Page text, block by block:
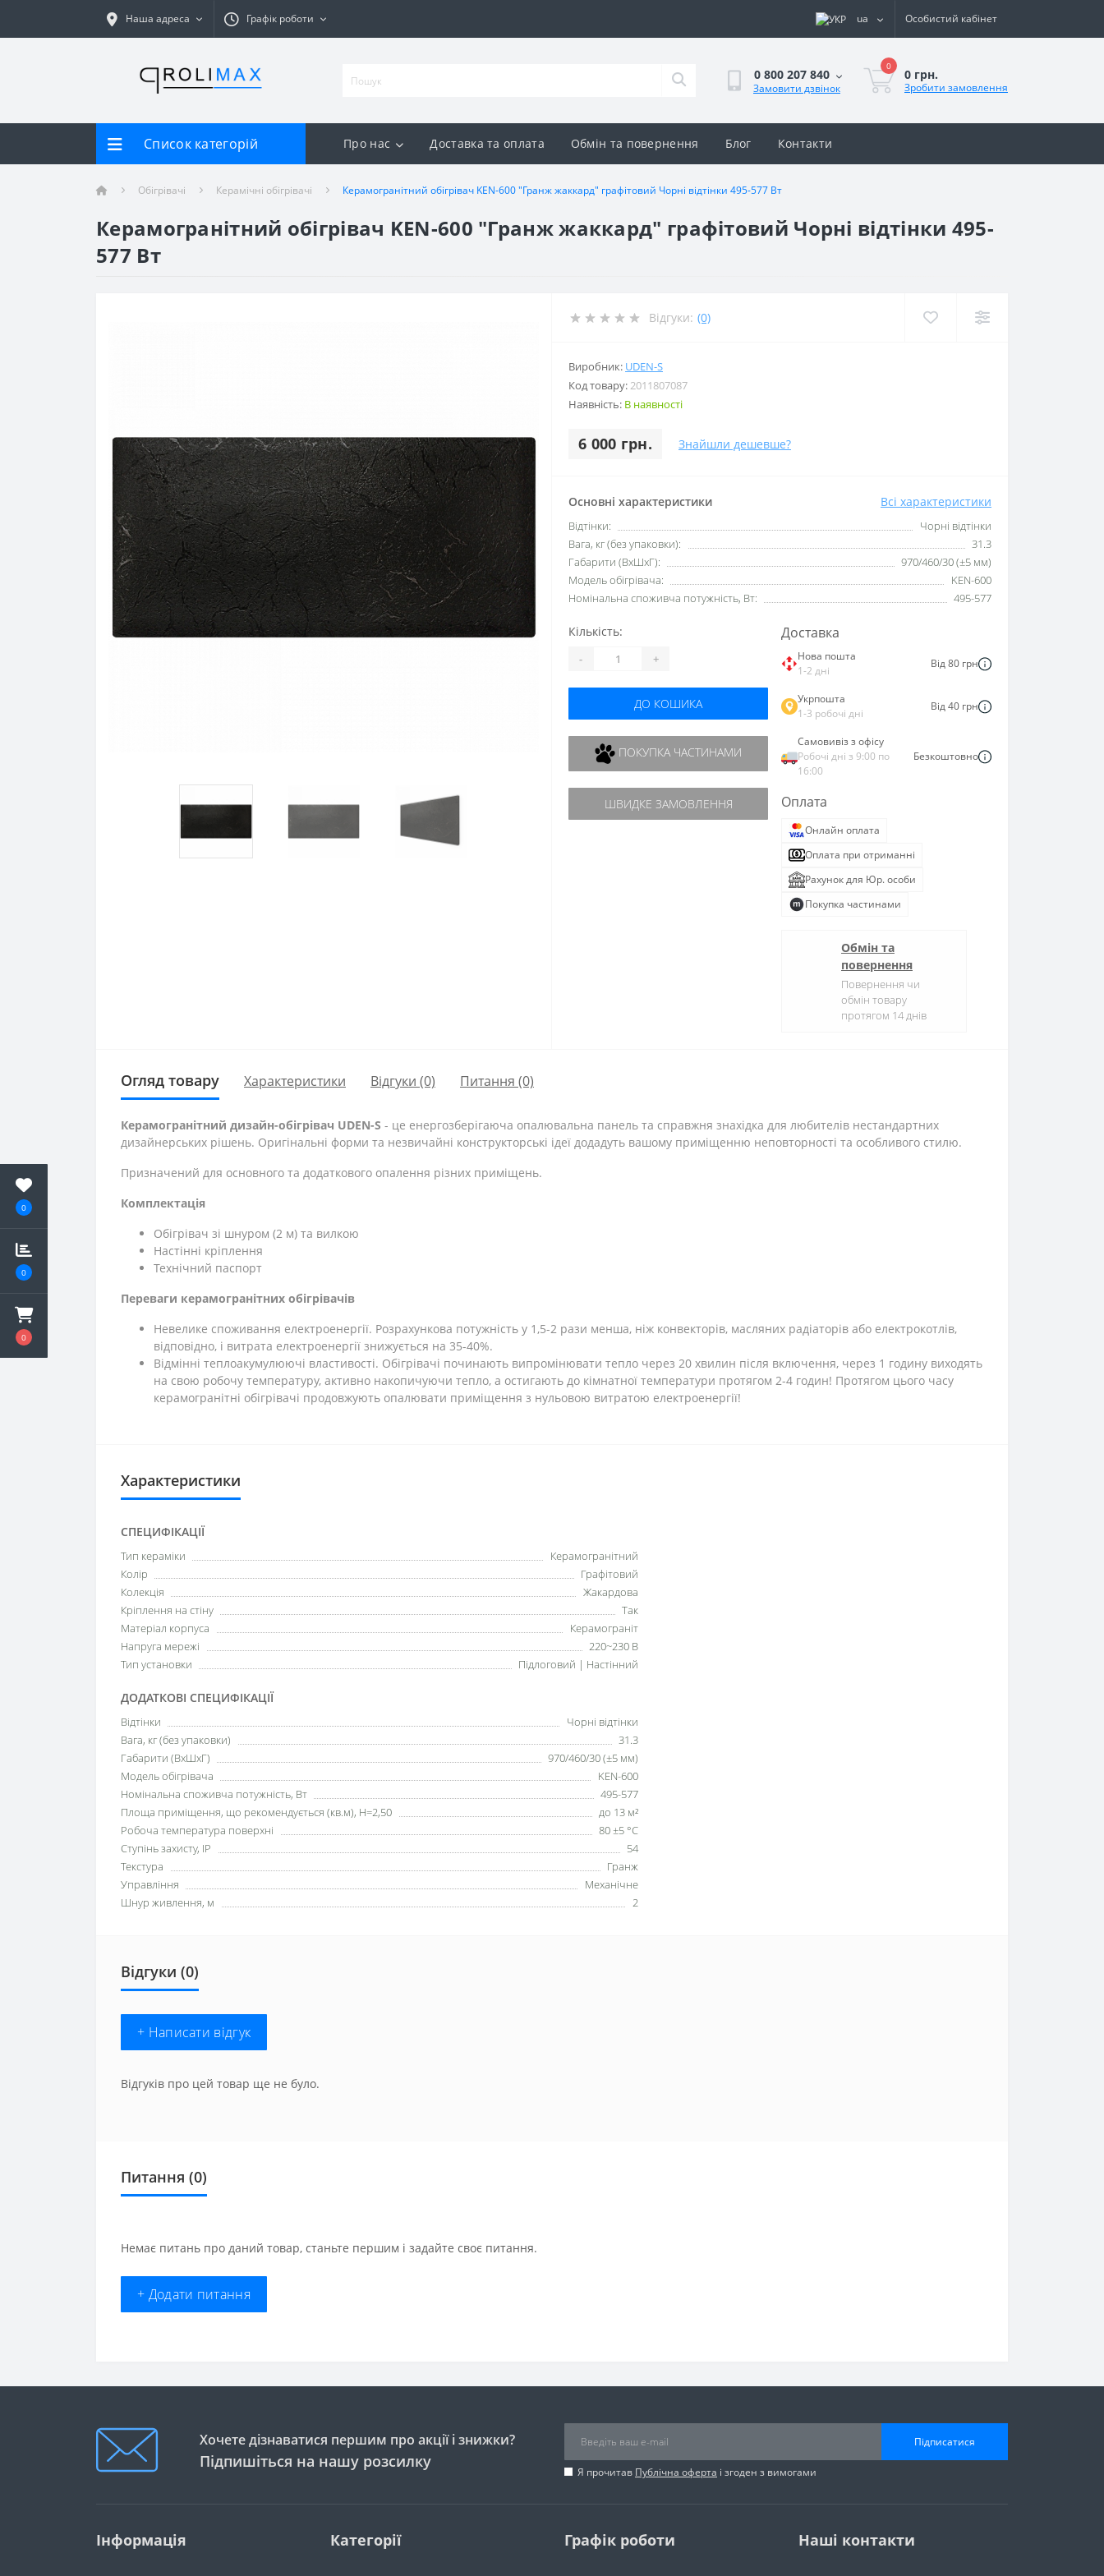
0
0
0
Наша адреса Графік роботи ua Особистий кабінет
0 800 207 840
Замовити дзвінок
0
0 грн.
Зробити замовлення
Список категорій Про нас Доставка та оплата Обмін та повернення Блог Контакти
Обігрівачі Керамічні обігрівачі Керамогранітний обігрівач KEN-600 "Гранж жаккард" графітовий Чорні відтінки 495-577 Вт
Керамогранітний обігрівач KEN-600 "Гранж жаккард" графітовий Чорні відтінки 495-
577 Вт
Відгуки: (0)
Виробник: UDEN-S
Код товару:2011807087
Наявність: В наявності
6 000 грн. Знайшли дешевше?
Основні характеристики Всі характеристики
Відтінки:
Чорні відтінки
Вага, кг (без упаковки):
31.3
Габарити (ВхШхГ):
970/460/30 (±5 мм)
Модель обігрівача:
KEN-600
Номінальна споживча потужність, Вт:
495-577
Кількість:
- +
ДО КОШИКА
ПОКУПКА ЧАСТИНАМИ
ШВИДКЕ ЗАМОВЛЕННЯ
Доставка
Нова пошта
1-2 дні
Від 80 грн
Укрпошта
1-3 робочі дні
Від 40 грн
Самовивіз з офісу
Робочі дні з 9:00 по
16:00
Безкоштовно
Оплата
Онлайн оплата
Оплата при отриманні
Рахунок для Юр. особи
Покупка частинами
Обмін та
повернення
Повернення чи
обмін товару
протягом 14 днів
Огляд товару Характеристики Відгуки (0) Питання (0)
Керамогранітний дизайн-обігрівач UDEN-S - це енергозберігаюча опалювальна панель та справжня знахідка для любителів нестандартних
дизайнерських рішень. Оригінальні форми та незвичайні конструкторські ідеї додадуть вашому приміщенню неповторності та особливого стилю.
Призначений для основного та додаткового опалення різних приміщень.
Комплектація
Обігрівач зі шнуром (2 м) та вилкою
Настінні кріплення
Технічний паспорт
Переваги керамогранітних обігрівачів
Невелике споживання електроенергії. Розрахункова потужність у 1,5-2 рази менша, ніж конвекторів, масляних радіаторів або електрокотлів,
відповідно, і витрата електроенергії знижується на 35-40%.
Відмінні теплоакумулюючі властивості. Обігрівачі починають випромінювати тепло через 20 хвилин після включення, через 1 годину виходять
на свою робочу температуру, активно накопичуючи тепло, а остигають до кімнатної температури протягом 2-4 годин! Протягом цього часу
керамогранітні обігрівачі продовжують опалювати приміщення з нульовою витратою електроенергії!
Характеристики
СПЕЦИФІКАЦІЇ
Тип кераміки
Керамогранітний
Колір
Графітовий
Колекція
Жакардова
Кріплення на стіну
Так
Матеріал корпуса
Керамограніт
Напруга мережі
220~230 В
Тип установки
Підлоговий | Настінний
ДОДАТКОВІ СПЕЦИФІКАЦІЇ
Відтінки
Чорні відтінки
Вага, кг (без упаковки)
31.3
Габарити (ВхШхГ)
970/460/30 (±5 мм)
Модель обігрівача
KEN-600
Номінальна споживча потужність, Вт
495-577
Площа приміщення, що рекомендується (кв.м), H=2,50
до 13 м²
Робоча температура поверхні
80 ±5 °С
Ступінь захисту, IP
54
Текстура
Гранж
Управління
Механічне
Шнур живлення, м
2
Відгуки (0)
+ Написати відгук
Відгуків про цей товар ще не було.
Питання (0)
Немає питань про даний товар, станьте першим і задайте своє питання.
+ Додати питання
Хочете дізнаватися першим про акції і знижки?
Підпишіться на нашу розсилку
Підписатися
Я прочитав Публічна оферта і згоден з вимогами
Інформація Категорії Графік роботи Наші контакти